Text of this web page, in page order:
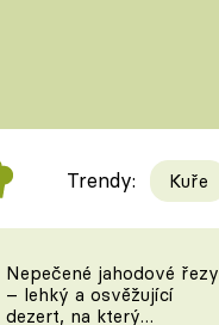
Videorecepty
TEĎ VAŘÍ ŠÉF!
Trendy: Kuře
Nepečené jahodové řezy
– lehký a osvěžující
dezert, na který